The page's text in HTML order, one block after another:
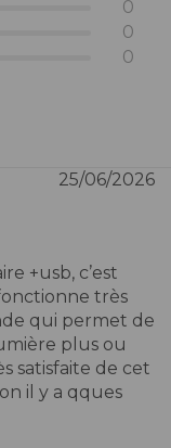
0
0
0
25/06/2026
+usb, c’est
très
qui permet de
plus ou
satisfaite de cet
il y a qques